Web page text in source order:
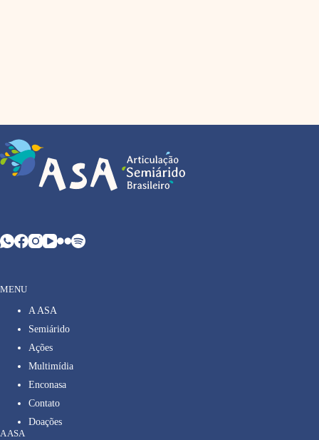
MENU
A ASA
Semiárido
Ações
Multimídia
Enconasa
Contato
Doações
A ASA